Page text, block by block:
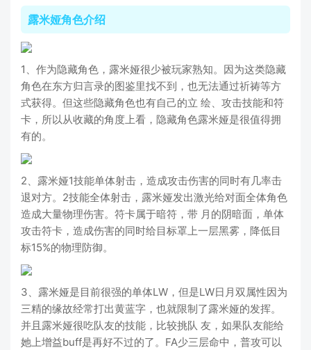
露米娅角色介绍
1、作为隐藏角色，露米娅很少被玩家熟知。因为这类隐藏
角色在东方归言录的图鉴里找不到，也无法通过祈祷等方
式获得。但这些隐藏角色也有自己的立 绘、攻击技能和符
卡，所以从收藏的角度上看，隐藏角色露米娅是很值得拥
有的。
2、露米娅1技能单体射击，造成攻击伤害的同时有几率击
退对方。2技能全体射击，露米娅发出激光给对面全体角色
造成大量物理伤害。符卡属于暗符，带 月的阴暗面，单体
攻击符卡，造成伤害的同时给目标罩上一层黑雾，降低目
标15%的物理防御。
3、露米娅是目前很强的单体LW，但是LW日月双属性因为
三精的缘故经常打出黄蓝字，也就限制了露米娅的发挥。
并且露米娅很吃队友的技能，比较挑队 友，如果队友能给
她上增益buff是再好不过的了。FA少三层命中，普攻可以